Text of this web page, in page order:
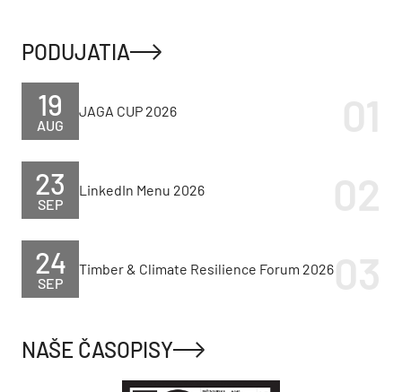
PODUJATIA
AUG
19 JAGA CUP 2026
SEP
23 LinkedIn Menu 2026
SEP
24 Timber & Climate Resilience Forum 2026
NAŠE ČASOPISY